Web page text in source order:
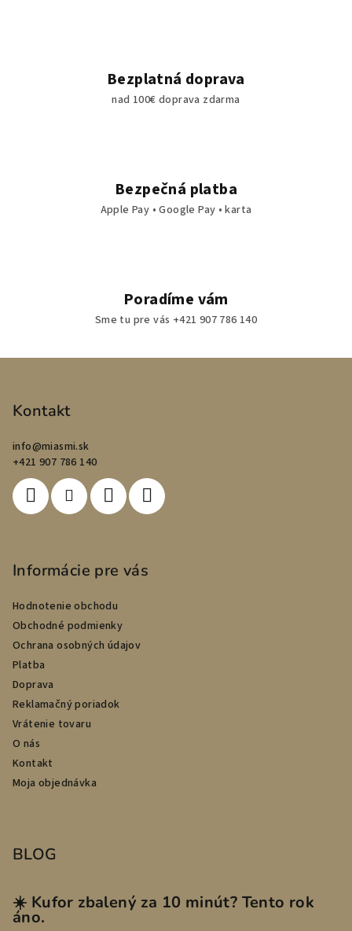
Bezplatná doprava
nad 100€ doprava zdarma
Bezpečná platba
Apple Pay • Google Pay • karta
Poradíme vám
Sme tu pre vás +421 907 786 140
Kontakt
info@miasmi.sk
+421 907 786 140
Informácie pre vás
Hodnotenie obchodu
Obchodné podmienky
Ochrana osobných údajov
Platba
Doprava
Reklamačný poriadok
Vrátenie tovaru
O nás
Kontakt
Moja objednávka
BLOG
☀️ Kufor zbalený za 10 minút? Tento rok
áno.